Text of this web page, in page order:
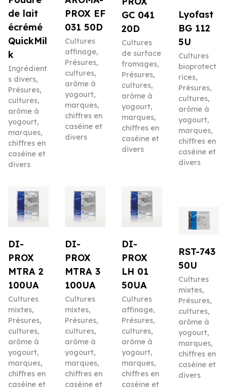
de lait
écrémé
QuickMil
k
Ingrédient
s divers,
Présures,
cultures,
arôme à
yogourt,
marques,
chiffres en
caséine et
divers
PROX EF
031 50D
Cultures
affinage,
Présures,
cultures,
arôme à
yogourt,
marques,
chiffres en
caséine et
divers
GC 041
20D
Cultures
de surface
fromages,
Présures,
cultures,
arôme à
yogourt,
marques,
chiffres en
caséine et
divers
Lyofast
BG 112
5U
Cultures
bioprotect
rices,
Présures,
cultures,
arôme à
yogourt,
marques,
chiffres en
caséine et
divers
DI-
PROX
MTRA 2
100UA
Cultures
mixtes,
Présures,
cultures,
arôme à
yogourt,
marques,
chiffres en
caséine et
DI-
PROX
MTRA 3
100UA
Cultures
mixtes,
Présures,
cultures,
arôme à
yogourt,
marques,
chiffres en
caséine et
DI-
PROX
LH 01
50UA
Cultures
affinage,
Présures,
cultures,
arôme à
yogourt,
marques,
chiffres en
caséine et
RST-743
50U
Cultures
mixtes,
Présures,
cultures,
arôme à
yogourt,
marques,
chiffres en
caséine et
divers